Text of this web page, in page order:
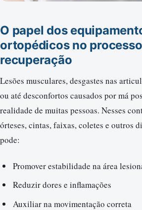
O papel dos
ortopédicos no
recuperação
Lesões musculares, desgastes nas
ou até desconfortos causados por má
realidade de muitas pessoas. Nesses
órteses, cintas, faixas, coletes e outros
pode:
Promover estabilidade na área
Reduzir dores e inflamações
Auxiliar na movimentação correta